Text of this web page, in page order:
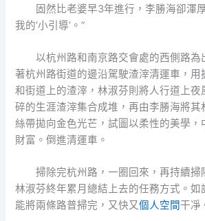
固然比老婆早3年進行，李勝海卻渾
我的‘小引導’。”
以杭州路和南京路交會處的西側路為
著杭州路街道的邊沿駕駛渣滓清運車，用
和街道上的渣滓，林淑芬則將人行道上夜
碎的生涯渣滓集合成堆，再由李勝海將其
絲帶拋向金色光芒，試圖以柔性的美學，
財富。倒進清運車。
掃除完杭州路，一圈回來，再持續
林淑芬終年累月總結上去的任務方式。如
能將兩條路普掃完，又快又個人空間干凈